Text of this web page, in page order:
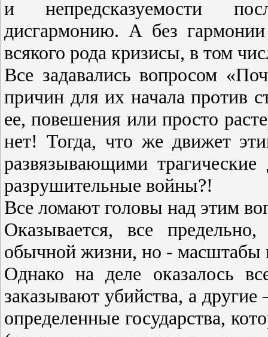
и непредсказуемости
дисгармонию. А без
всякого рода кризисы, в том
Все задавались вопросом
причин для их начала против
ее, повешения или просто
нет! Тогда, что же движет
развязывающими
разрушительные войны?!
Все ломают головы над этим
Оказывается, все
обычной жизни, но - масштабы
Однако на деле оказалось
заказывают убийства, а
определенные государства,